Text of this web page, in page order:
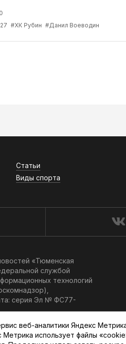
#ХК Рубин #Данил Воеводин
Статьи
Виды спорта
«Тюменская
службой
технологий
серия Эл № ФС77-
В. В.
ссылка обязательна.
веб-аналитики Яндекс
использует файлы